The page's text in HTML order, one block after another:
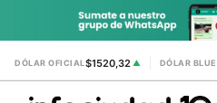
DÓLAR OFICIAL$1520,32 ▲ DÓLAR BLUE